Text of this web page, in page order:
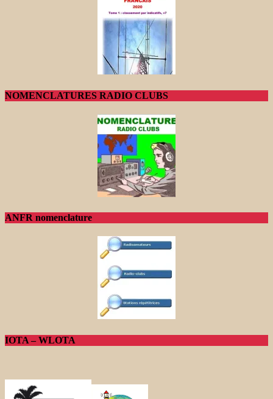
NOMENCLATURES RADIO CLUBS
ANFR nomenclature
IOTA – WLOTA